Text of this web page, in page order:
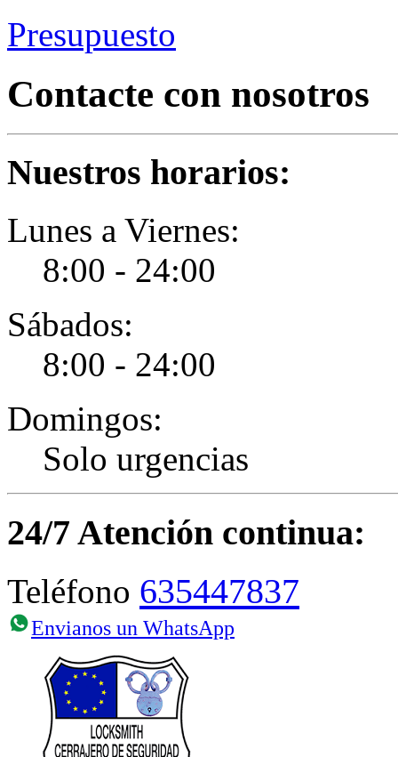
Presupuesto
Contacte con nosotros
Nuestros horarios:
Lunes a Viernes:
8:00 - 24:00
Sábados:
8:00 - 24:00
Domingos:
Solo urgencias
24/7 Atención continua:
Teléfono 635447837
Envianos un WhatsApp